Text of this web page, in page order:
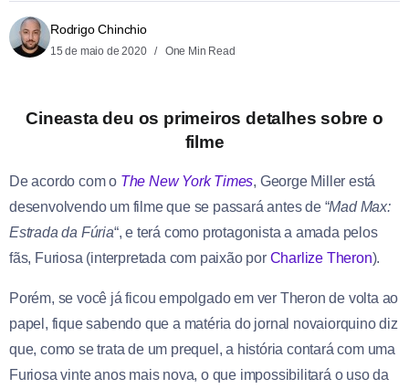
Rodrigo Chinchio
15 de maio de 2020 One Min Read
Cineasta deu os primeiros detalhes sobre o
filme
De acordo com o The New York Times, George Miller está
desenvolvendo um filme que se passará antes de “Mad Max:
Estrada da Fúria“, e terá como protagonista a amada pelos
fãs, Furiosa (interpretada com paixão por Charlize Theron).
Porém, se você já ficou empolgado em ver Theron de volta ao
papel, fique sabendo que a matéria do jornal novaiorquino diz
que, como se trata de um prequel, a história contará com uma
Furiosa vinte anos mais nova, o que impossibilitará o uso da